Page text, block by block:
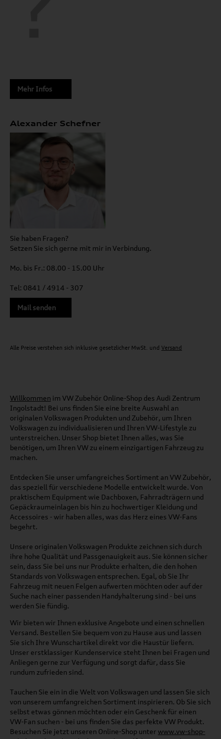
Mehr Infos
Alexander Schefner
Sie haben Fragen?
Setzen Sie sich gerne mit mir in Verbindung.
Mo. bis Fr.: 08.00 - 15.00 Uhr
Tel: 0841 / 4914 - 307
Mail senden
Alle Preise verstehen sich inklusive gesetzlicher MwSt. und Versand
Willkommen im VW Zubehör Online-Shop des Audi Zentrum
Ingolstadt! Bei uns finden Sie eine breite Auswahl an
originalen Volkswagen Produkten und Zubehör, um Ihren
Volkswagen zu individualisieren und Ihren VW-Lifestyle zu
unterstreichen. Unser Shop bietet Ihnen alles, was Sie
benötigen, um Ihren VW zu einem einzigartigen Fahrzeug zu
machen.
Entdecken Sie unser umfangreiches Sortiment an VW Zubehör,
das speziell für verschiedene Modelle entwickelt wurde. Von
praktischem Equipment wie Dachboxen, Fahrradträgern und
Gepäckraumeinlagen bis hin zu hochwertiger Kleidung und
Accessoires - wir haben alles, was das Herz eines VW-Fans
begehrt.
Unsere originalen Volkswagen Produkte zeichnen sich durch
ihre hohe Qualität und Passgenauigkeit aus. Sie können sicher
sein, dass Sie bei uns nur Produkte erhalten, die den hohen
Standards von Volkswagen entsprechen. Egal, ob Sie Ihr
Fahrzeug mit neuen Felgen aufwerten möchten oder auf der
Suche nach einer passenden Handyhalterung sind - bei uns
werden Sie fündig.
Wir bieten wir Ihnen exklusive Angebote und einen schnellen
Versand. Bestellen Sie bequem von zu Hause aus und lassen
Sie sich Ihre Wunschartikel direkt vor die Haustür liefern.
Unser erstklassiger Kundenservice steht Ihnen bei Fragen und
Anliegen gerne zur Verfügung und sorgt dafür, dass Sie
rundum zufrieden sind.
Tauchen Sie ein in die Welt von Volkswagen und lassen Sie sich
von unserem umfangreichen Sortiment inspirieren. Ob Sie sich
selbst etwas gönnen möchten oder ein Geschenk für einen
VW-Fan suchen - bei uns finden Sie das perfekte VW Produkt.
Besuchen Sie jetzt unseren Online-Shop unter www.vw-shop-